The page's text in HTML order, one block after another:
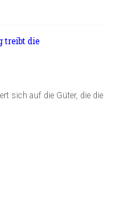
treibt die
sich auf die Güter, die die